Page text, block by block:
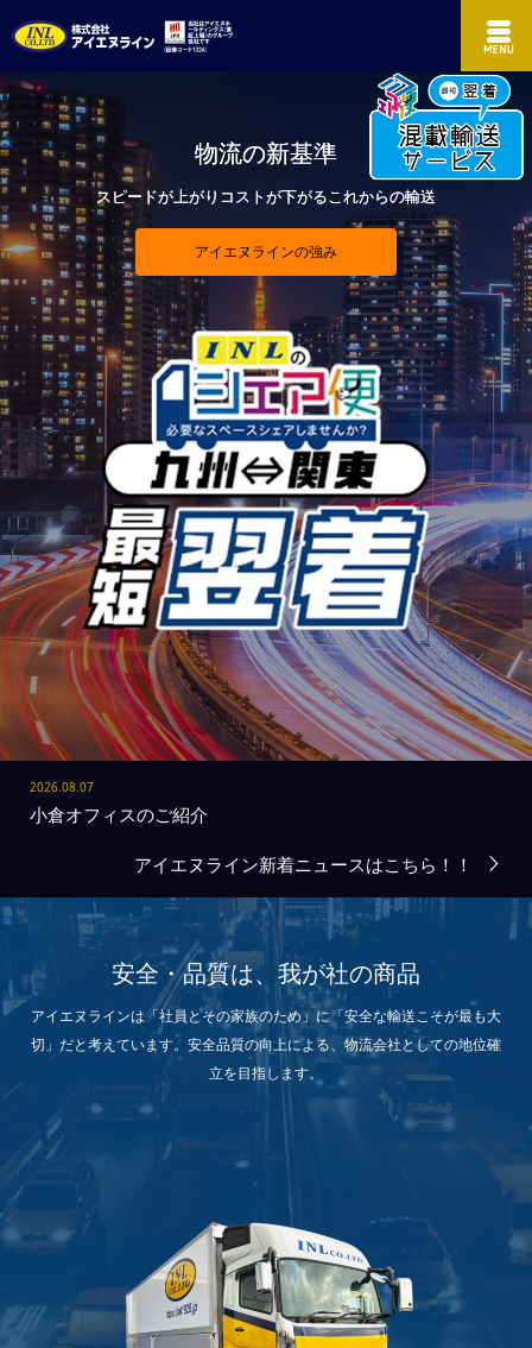
物流の新基準
スピードが上がりコストが下がるこれからの輸送
アイエヌラインの強み
アイエヌライン新着ニュースはこちら！！
2026.07.31
2026.08.07
小倉オフィスのご紹介
安全・品質は、我が社の商品
アイエヌラインは「社員とその家族のため」に「安全な輸送こそが最も大
切」だと考えています。安全品質の向上による、物流会社としての地位確
立を目指します。